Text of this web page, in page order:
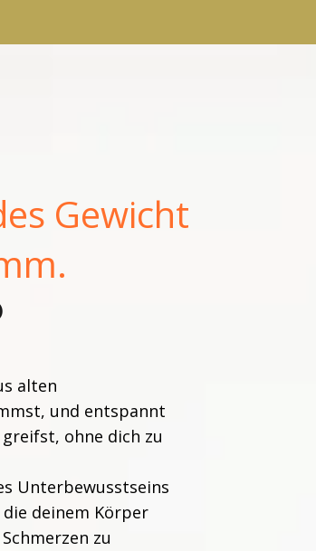
Gewicht
alten
und entspannt
ohne dich zu
Unterbewusstseins
deinem Körper
zu